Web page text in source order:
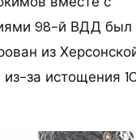
98-й ВДД был
из
за истощения